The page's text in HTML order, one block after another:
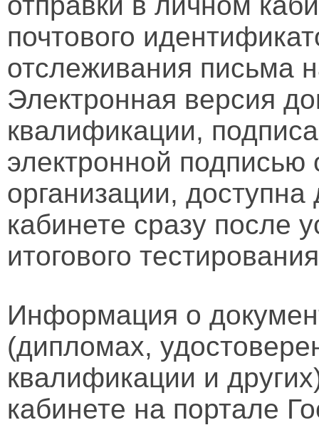
почтового
отслеживания письма
Электронная версия
квалификации,
электронной подписью
организации,
кабинете сразу после
итогового
Информация о
(дипломах,
квалификации и
кабинете на портале